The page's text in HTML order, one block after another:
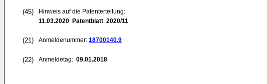
(45)
Hinweis auf die Patenterteilung:
11.03.2020 Patentblatt 2020/11
(21) Anmeldenummer: 18700140.9
(22) Anmeldetag: 09.01.2018